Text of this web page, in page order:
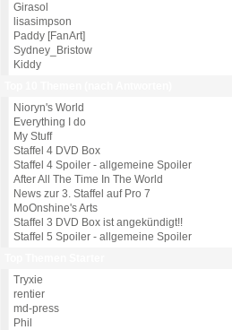
Girasol
lisasimpson
Paddy [FanArt]
Sydney_Bristow
Kiddy
Nioryn's World
Everything I do
My Stuff
Staffel 4 DVD Box
Staffel 4 Spoiler - allgemeine Spoiler
After All The Time In The World
News zur 3. Staffel auf Pro 7
MoOnshine's Arts
Staffel 3 DVD Box ist angekündigt!!
Staffel 5 Spoiler - allgemeine Spoiler
Tryxie
rentier
md-press
Phil